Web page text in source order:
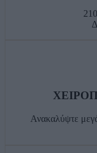
Ανακαλύψτε